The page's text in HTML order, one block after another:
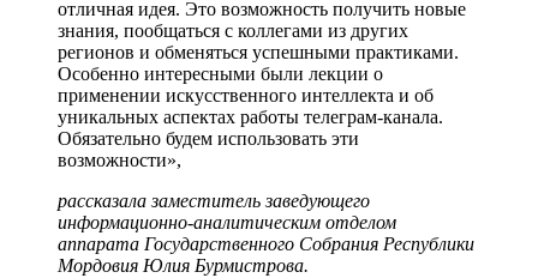
отличная идея. Это возможность получить новые
знания, пообщаться с коллегами из других
регионов и обменяться успешными практиками.
Особенно интересными были лекции о
применении искусственного интеллекта и об
уникальных аспектах работы телеграм-канала.
Обязательно будем использовать эти
возможности»,
рассказала заместитель заведующего
информационно-аналитическим отделом
аппарата Государственного Собрания Республики
Мордовия Юлия Бурмистрова.